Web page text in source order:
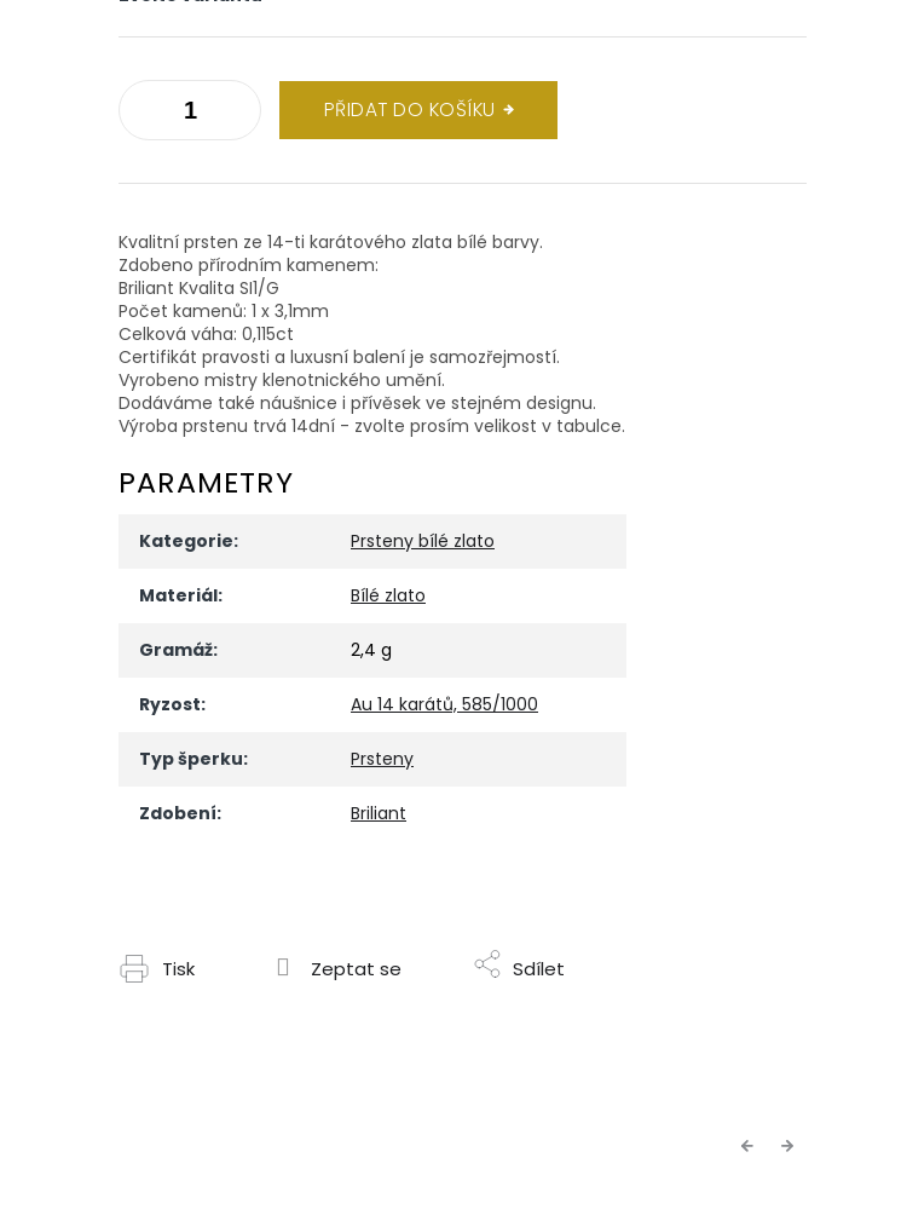
PŘIDAT DO KOŠÍKU
Kvalitní prsten ze 14-ti karátového zlata bílé barvy.
Zdobeno přírodním kamenem:
Briliant Kvalita SI1/G
Počet kamenů: 1 x 3,1mm
Celková váha: 0,115ct
Certifikát pravosti a luxusní balení je samozřejmostí.
Vyrobeno mistry klenotnického umění.
Dodáváme také náušnice i přívěsek ve stejném designu.
Výroba prstenu trvá 14dní - zvolte prosím velikost v tabulce.
PARAMETRY
Kategorie: Prsteny bílé zlato
Materiál: Bílé zlato
Gramáž: 2,4 g
Ryzost: Au 14 karátů, 585/1000
Typ šperku: Prsteny
Zdobení: Briliant
Tisk Zeptat se Sdílet
Previous
Next